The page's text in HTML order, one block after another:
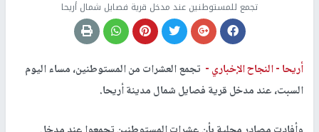
تجمع للمستوطنين عند مدخل قرية فصايل شمال أريحا
أريحا -النجاح الإخباري - تجمع العشرات من المستوطنين، مساء اليوم
السبت، عند مدخل قرية فصايل شمال مدينة أريحا.